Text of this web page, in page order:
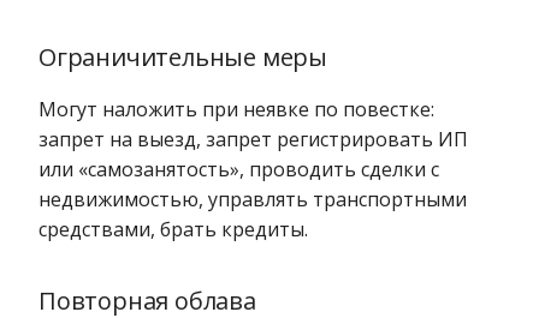
Ограничительные меры
Могут наложить при неявке по повестке:
запрет на выезд, запрет регистрировать ИП
или «самозанятость», проводить сделки с
недвижимостью, управлять транспортными
средствами, брать кредиты.
Повторная облава